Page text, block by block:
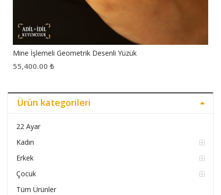
Mine İşlemeli Geometrik Desenli Yüzük
55,400.00 ₺
Ürün kategorileri
22 Ayar
Kadın
Erkek
Çocuk
Tüm Ürünler